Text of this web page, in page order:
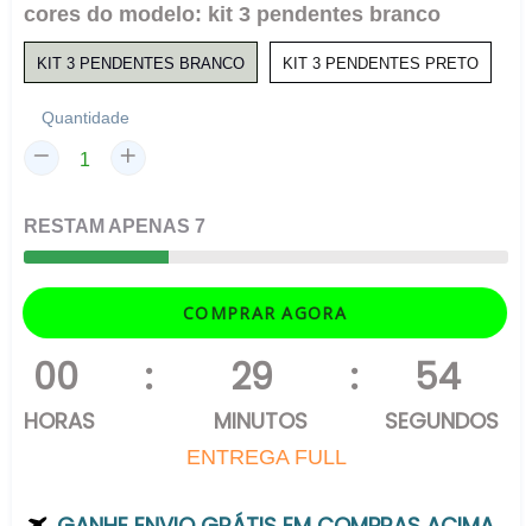
cores do modelo: kit 3 pendentes branco
KIT 3 PENDENTES BRANCO KIT 3 PENDENTES PRETO
Quantidade
RESTAM APENAS 7
COMPRAR AGORA
00 : 29 : 52
HORAS MINUTOS SEGUNDOS
ENTREGA FULL